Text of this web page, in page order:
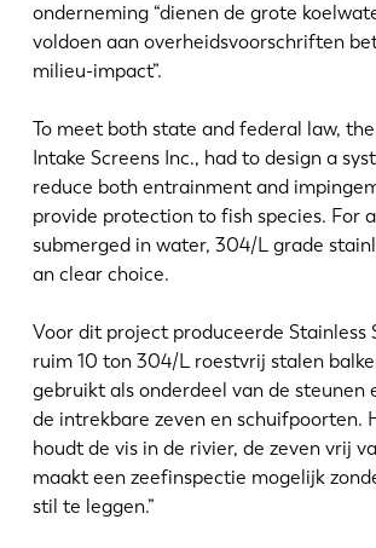
onderneming “dienen de grote
voldoen aan overheidsvoorschriften
milieu-impact”.
To meet both state and federal law,
Intake Screens Inc., had to design a
reduce both entrainment and
provide protection to fish species. For
submerged in water, 304/L grade
an clear choice.
Voor dit project produceerde Stainless
ruim 10 ton 304/L roestvrij stalen
gebruikt als onderdeel van de steunen
de intrekbare zeven en schuifpoorten.
houdt de vis in de rivier, de zeven vrij
maakt een zeefinspectie mogelijk
stil te leggen.”